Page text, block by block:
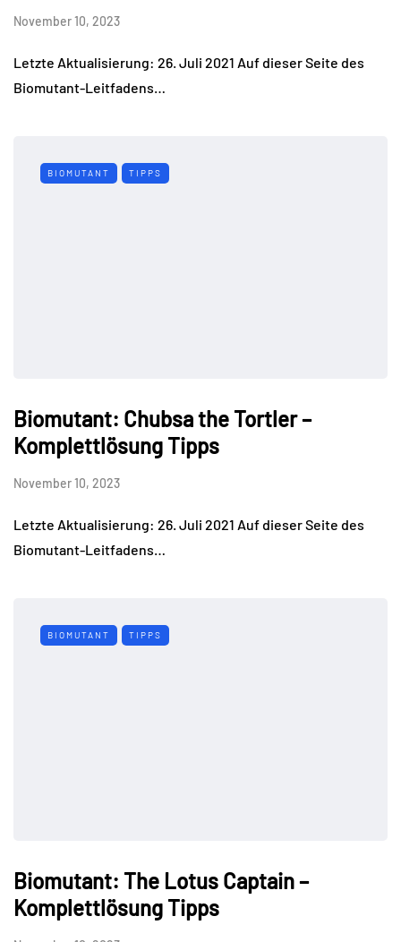
November 10, 2023
Letzte Aktualisierung: 26. Juli 2021 Auf dieser Seite des
Biomutant-Leitfadens…
BIOMUTANT TIPPS
Biomutant: Chubsa the Tortler –
Komplettlösung Tipps
November 10, 2023
Letzte Aktualisierung: 26. Juli 2021 Auf dieser Seite des
Biomutant-Leitfadens…
BIOMUTANT TIPPS
Biomutant: The Lotus Captain –
Komplettlösung Tipps